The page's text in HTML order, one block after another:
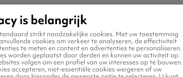
is belangrijk
strikt noodzakelijke cookies. Met uw toestemming
cookies om verkeer te analyseren, de effectiviteit
te meten en content en advertenties te personaliseren.
worden geplaatst door derden en kunnen uw activiteit op
volgen om een profiel van uw interesses op te bouwen.
accepteren, niet-essentiële cookies weigeren of uw